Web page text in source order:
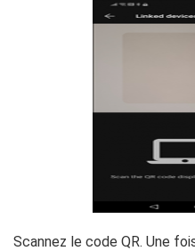
Scannez le code QR. Une